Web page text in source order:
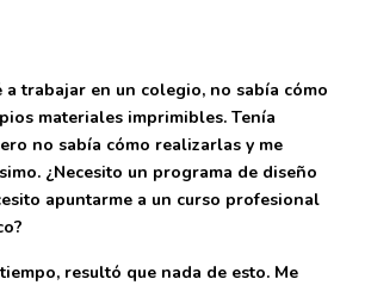
a trabajar en un colegio, no sabía cómo
materiales imprimibles. Tenía
no sabía cómo realizarlas y me
¿Necesito un programa de diseño
apuntarme a un curso profesional
resultó que nada de esto. Me